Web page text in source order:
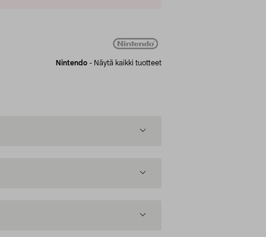
Nintendo - Näytä kaikki tuotteet